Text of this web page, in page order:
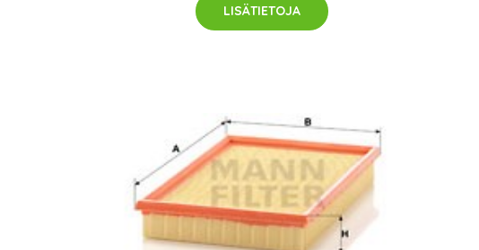
LISÄTIETOJA